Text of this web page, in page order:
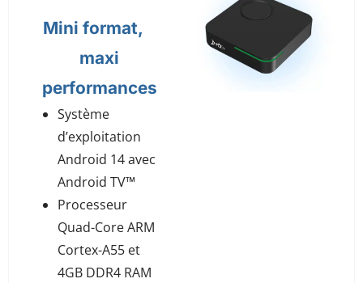
Mini format,
maxi
performances
Système
d’exploitation
Android 14 avec
Android TV™
Processeur
Quad-Core ARM
Cortex-A55 et
4GB DDR4 RAM